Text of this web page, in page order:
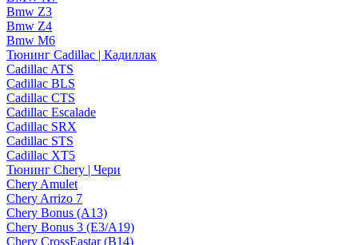
Bmw Z3
Bmw Z4
Bmw М6
Тюнинг Cadillac | Кадиллак
Cadillac ATS
Cadillac BLS
Cadillac CTS
Cadillac Escalade
Cadillac SRX
Cadillac STS
Cadillac XT5
Тюнинг Chery | Чери
Chery Amulet
Chery Arrizo 7
Chery Bonus (A13)
Chery Bonus 3 (E3/A19)
Chery CrossEastar (B14)